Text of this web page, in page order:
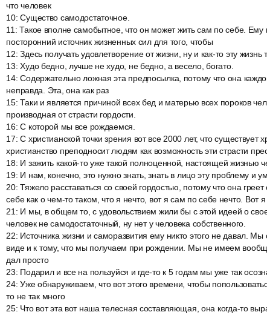
что человек
10:Существо самодостаточное.
11 :Такое вполне самобытное, что он может жить сам по себе.
посторонний источник жизненных сил для того, чтобы
12:Здесь получать удовлетворение от жизни, ну и как-то эту жизнь
13:Худо бедно, лучше не худо, не бедно, а весело, богато.
14:Содержательно ложная эта предпосылка, потому что она
неправда. Эта, она как раз
15:Таки и является причиной всех бед и матерью всех пороков
производная от страсти гордости.
16:С которой мы все рождаемся.
17:С христианской точки зрения вот все 2000 лет, что существует
христианство преподносит людям как возможность эти страсти
18: И зажить какой-то уже такой полноценной, настоящей жизнью
19: И нам, конечно, это нужно знать, знать в лицо эту проблему и
20:Тяжело расставаться со своей гордостью, потому что она
себе как о чем-то таком, что я нечто, вот я сам по себе нечто. Вот я
21 : И мы, в общем то, с удовольствием жили бы с этой идеей о
человек не самодостаточный, ну нет у человека собственного.
22: Источника жизни и саморазвития ему никто этого не давал.
виде и к тому, что мы получаем при рождении. Мы не имеем
дал просто
23: Подарил и все на пользуйся и где-то к 5 годам мы уже так
24:Уже обнаруживаем, что вот этого времени, чтобы
то не так много
25: Что вот эта вот наша телесная составляющая, она когда-то